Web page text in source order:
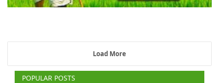
Load More
POPULAR POSTS